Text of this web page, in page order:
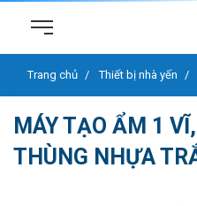
Trang chủ Thiết bị nhà yến
MÁY TẠO ẨM 1
THÙNG NHỰA